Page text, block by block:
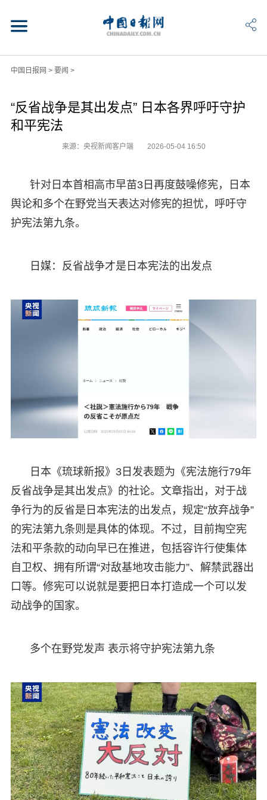
中国日报网 > 要闻 >
“反省战争是其出发点” 日本各界呼吁守护
和平宪法
来源：央视新闻客户端 2026-05-04 16:50
针对日本首相高市早苗3日再度鼓噪修宪，日本
舆论和多个在野党当天表达对修宪的担忧，呼吁守
护宪法第九条。
日媒：反省战争才是日本宪法的出发点
日本《琉球新报》3日发表题为《宪法施行79年
反省战争是其出发点》的社论。文章指出，对于战
争行为的反省是日本宪法的出发点，规定“放弃战争”
的宪法第九条则是具体的体现。不过，目前掏空宪
法和平条款的动向早已在推进，包括容许行使集体
自卫权、拥有所谓“对敌基地攻击能力”、解禁武器出
口等。修宪可以说就是要把日本打造成一个可以发
动战争的国家。
多个在野党发声 表示将守护宪法第九条